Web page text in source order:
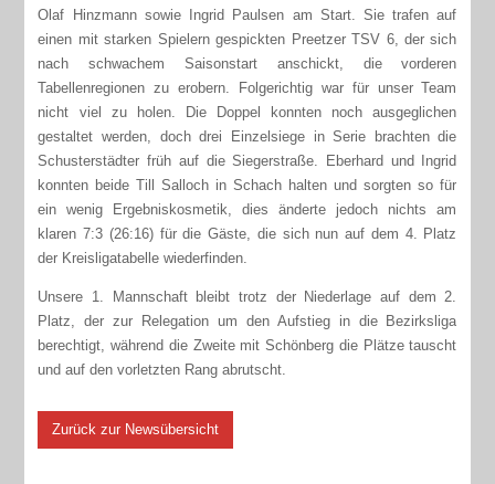
Olaf Hinzmann sowie Ingrid Paulsen am Start. Sie trafen auf
einen mit starken Spielern gespickten Preetzer TSV 6, der sich
nach schwachem Saisonstart anschickt, die vorderen
Tabellenregionen zu erobern. Folgerichtig war für unser Team
nicht viel zu holen. Die Doppel konnten noch ausgeglichen
gestaltet werden, doch drei Einzelsiege in Serie brachten die
Schusterstädter früh auf die Siegerstraße. Eberhard und Ingrid
konnten beide Till Salloch in Schach halten und sorgten so für
ein wenig Ergebniskosmetik, dies änderte jedoch nichts am
klaren 7:3 (26:16) für die Gäste, die sich nun auf dem 4. Platz
der Kreisligatabelle wiederfinden.
Unsere 1. Mannschaft bleibt trotz der Niederlage auf dem 2.
Platz, der zur Relegation um den Aufstieg in die Bezirksliga
berechtigt, während die Zweite mit Schönberg die Plätze tauscht
und auf den vorletzten Rang abrutscht.
Zurück zur Newsübersicht